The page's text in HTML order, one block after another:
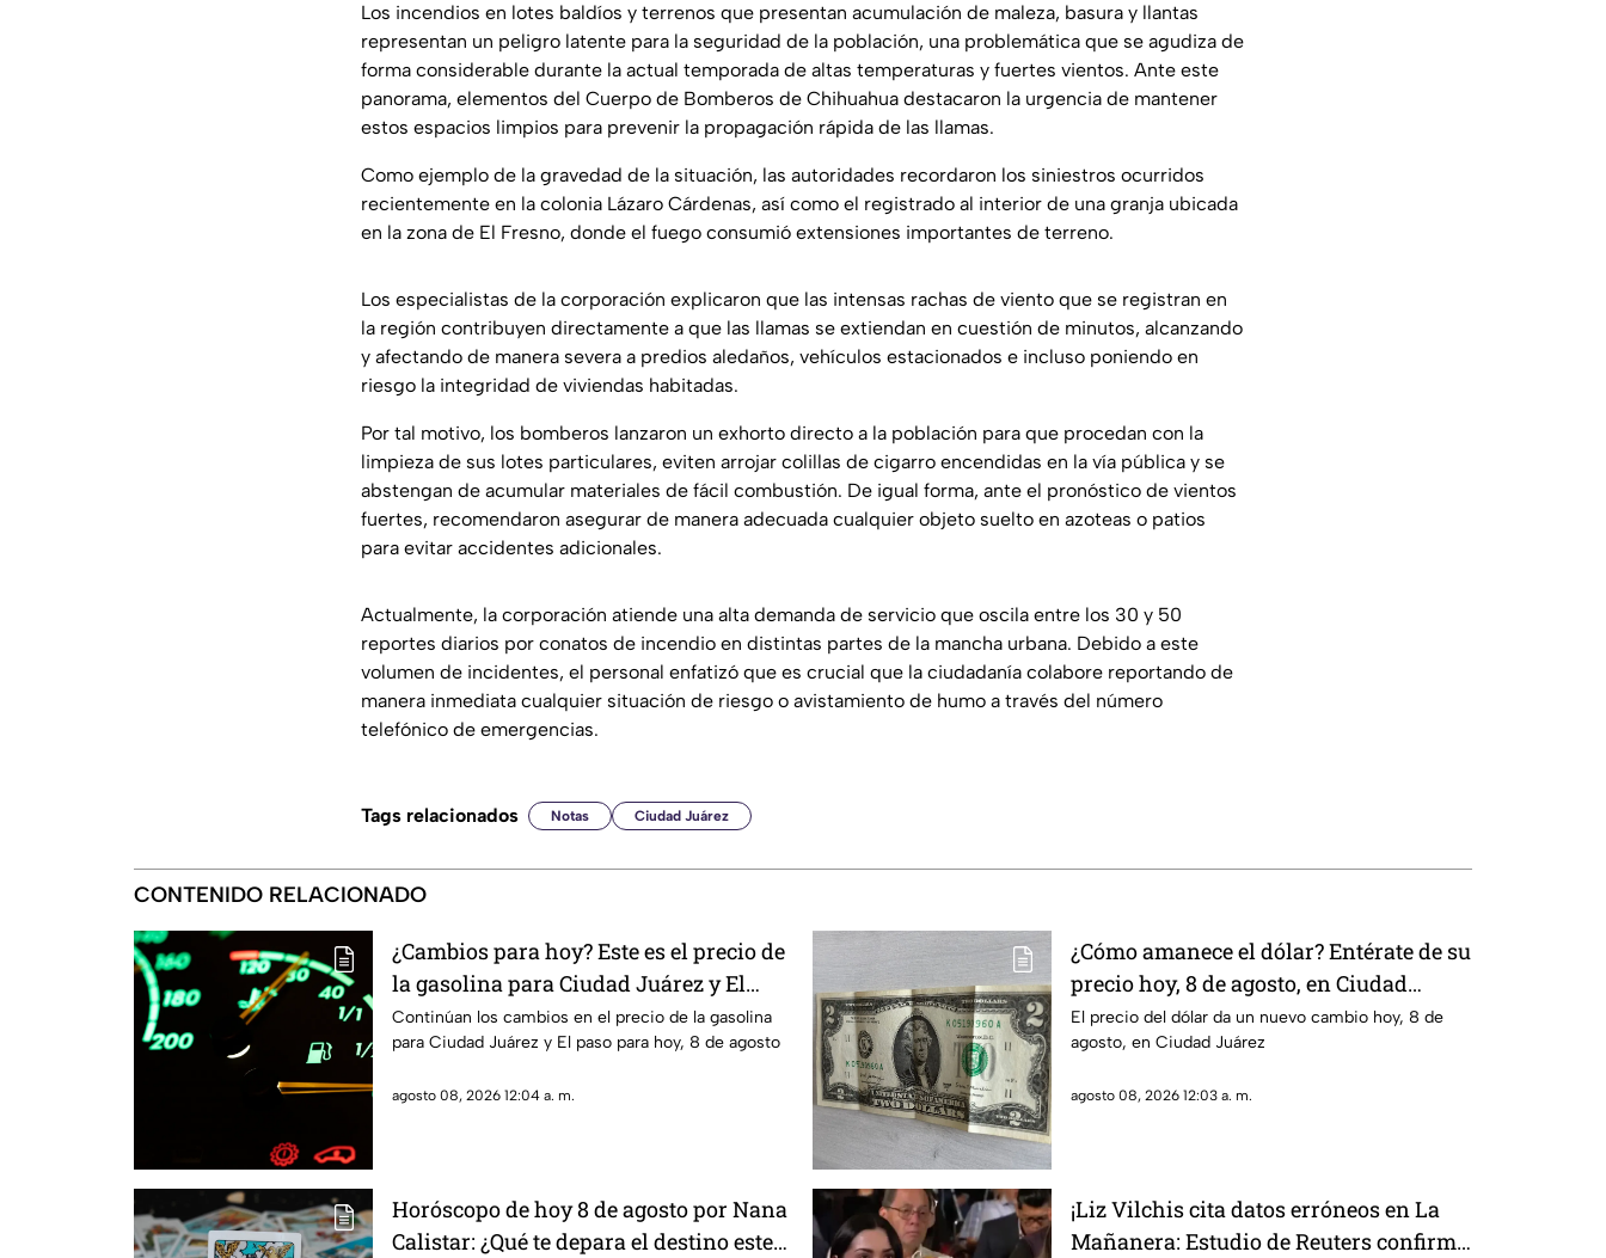
Los incendios en lotes baldíos y terrenos que presentan acumulación de maleza, basura y llantas
representan un peligro latente para la seguridad de la población, una problemática que se agudiza de
forma considerable durante la actual temporada de altas temperaturas y fuertes vientos. Ante este
panorama, elementos del Cuerpo de Bomberos de Chihuahua destacaron la urgencia de mantener
estos espacios limpios para prevenir la propagación rápida de las llamas.
Como ejemplo de la gravedad de la situación, las autoridades recordaron los siniestros ocurridos
recientemente en la colonia Lázaro Cárdenas, así como el registrado al interior de una granja ubicada
en la zona de El Fresno, donde el fuego consumió extensiones importantes de terreno.
Los especialistas de la corporación explicaron que las intensas rachas de viento que se registran en
la región contribuyen directamente a que las llamas se extiendan en cuestión de minutos, alcanzando
y afectando de manera severa a predios aledaños, vehículos estacionados e incluso poniendo en
riesgo la integridad de viviendas habitadas.
Por tal motivo, los bomberos lanzaron un exhorto directo a la población para que procedan con la
limpieza de sus lotes particulares, eviten arrojar colillas de cigarro encendidas en la vía pública y se
abstengan de acumular materiales de fácil combustión. De igual forma, ante el pronóstico de vientos
fuertes, recomendaron asegurar de manera adecuada cualquier objeto suelto en azoteas o patios
para evitar accidentes adicionales.
Actualmente, la corporación atiende una alta demanda de servicio que oscila entre los 30 y 50
reportes diarios por conatos de incendio en distintas partes de la mancha urbana. Debido a este
volumen de incidentes, el personal enfatizó que es crucial que la ciudadanía colabore reportando de
manera inmediata cualquier situación de riesgo o avistamiento de humo a través del número
telefónico de emergencias.
Tags relacionados Notas Ciudad Juárez
CONTENIDO RELACIONADO
¿Cambios para hoy? Este es el precio de
la gasolina para Ciudad Juárez y El
Paso
Continúan los cambios en el precio de la gasolina
para Ciudad Juárez y El paso para hoy, 8 de agosto
agosto 08, 2026 12:04 a. m.
¿Cómo amanece el dólar? Entérate de su
precio hoy, 8 de agosto, en Ciudad
Juárez
El precio del dólar da un nuevo cambio hoy, 8 de
agosto, en Ciudad Juárez
agosto 08, 2026 12:03 a. m.
Horóscopo de hoy 8 de agosto por Nana
Calistar: ¿Qué te depara el destino este
¡Liz Vilchis cita datos erróneos en La
Mañanera: Estudio de Reuters confirma